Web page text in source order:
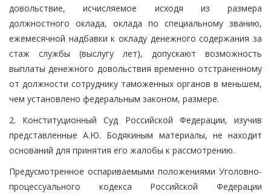
довольствие, исчисляемое исходя из размера
должностного оклада, оклада по специальному званию,
ежемесячной надбавки к окладу денежного содержания за
стаж службы (выслугу лет), допускают возможность
выплаты денежного довольствия временно отстраненному
от должности сотруднику таможенных органов в меньшем,
чем установлено федеральным законом, размере.
2. Конституционный Суд Российской Федерации, изучив
представленные А.Ю. Бодякиным материалы, не находит
оснований для принятия его жалобы к рассмотрению.
Предусмотренное оспариваемыми положениями Уголовно-
процессуального кодекса Российской Федерации